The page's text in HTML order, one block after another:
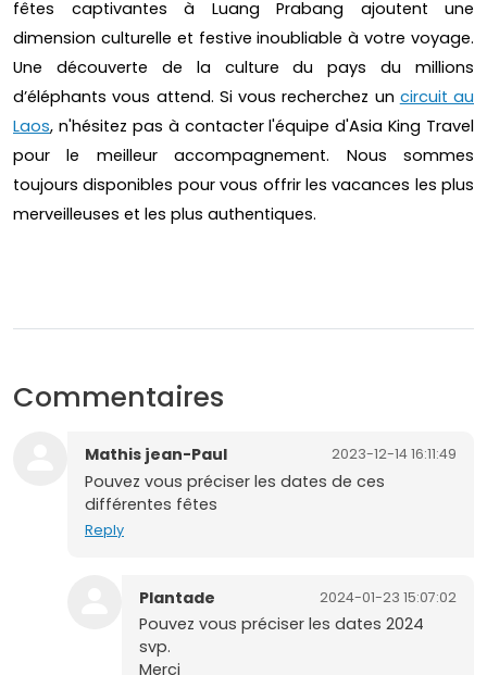
fêtes captivantes à Luang Prabang ajoutent une
dimension culturelle et festive inoubliable à votre voyage.
Une découverte de la culture du pays du millions
d’éléphants vous attend. Si vous recherchez un circuit au
Laos, n'hésitez pas à contacter l'équipe d'Asia King Travel
pour le meilleur accompagnement. Nous sommes
toujours disponibles pour vous offrir les vacances les plus
merveilleuses et les plus authentiques.
Commentaires
Mathis jean-Paul 2023-12-14 16:11:49
Pouvez vous préciser les dates de ces
différentes fêtes
Reply
Plantade 2024-01-23 15:07:02
Pouvez vous préciser les dates 2024
svp.
Merci